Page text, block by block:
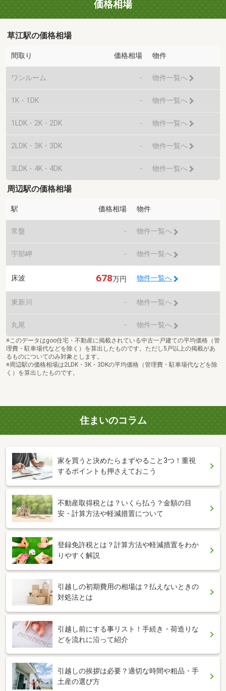
価格相場
草江駅の価格相場
間取り 価格相場 物件
ワンルーム - 物件一覧へ
1K・1DK - 物件一覧へ
1LDK・2K・2DK - 物件一覧へ
2LDK・3K・3DK - 物件一覧へ
3LDK・4K・4DK - 物件一覧へ
周辺駅の価格相場
駅 価格相場 物件
常盤 - 物件一覧へ
宇部岬 - 物件一覧へ
床波 678万円 物件一覧へ
東新川 - 物件一覧へ
丸尾 - 物件一覧へ
※このデータはgoo住宅・不動産に掲載されている中古一戸建ての平均価格（管
理費・駐車場代などを除く）を算出したものです。ただし5戸以上の掲載があ
るものについてのみ対象とします。
※周辺駅の価格相場は2LDK・3K・3DKの平均価格（管理費・駐車場代などを除
く）を算出したものです。
住まいのコラム
家を買うと決めたらまずやること3つ！重視
するポイントも押さえておこう
不動産取得税とは？いくら払う？金額の目
安・計算方法や軽減措置について
登録免許税とは？計算方法や軽減措置をわか
りやすく解説
引越しの初期費用の相場は？払えないときの
対処法とは
引越し前にする事リスト！手続き・荷造りな
どを流れに沿って紹介
引越しの挨拶は必要？適切な時間や粗品・手
土産の選び方